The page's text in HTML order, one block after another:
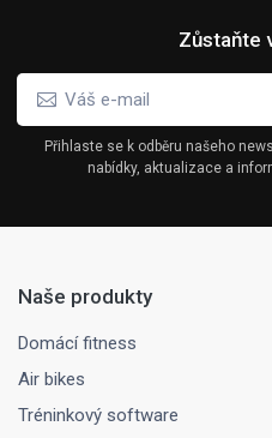
Zůstaňte
Přihlaste se k odběru našeho
nabídky, aktualizace a
Naše produkty
Domácí fitness
Air bikes
Tréninkový software